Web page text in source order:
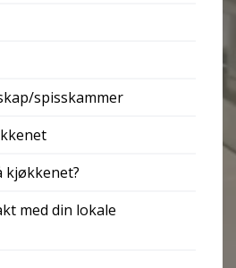
spisskammer
kjøkkenet?
med din lokale